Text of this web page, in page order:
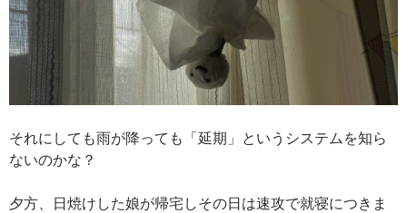
それにしても雨が降っても「延期」というシステムを知ら
ないのかな？
夕方、日焼けした娘が帰宅しその日は速攻で就寝につきま